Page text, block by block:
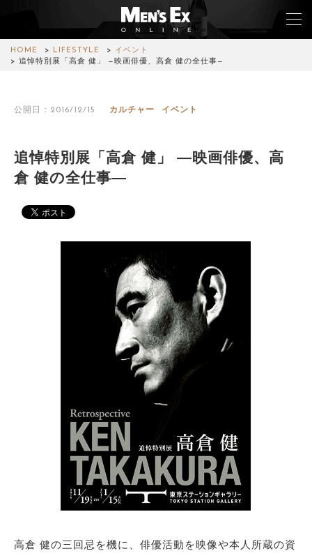
HOME LIFESTYLE
イベント
追悼特別展「高倉 健」 —映画俳優、高倉 健の全仕事—
公開日：2016/12/15 カルチャー イベント
追悼特別展「高倉 健」 —映画俳優、高
倉 健の全仕事—
高倉 健の三回忌を機に、俳優活動を映像や本人所蔵の資
WATCH
CAR&BIKE
LIFESTYLE
サイトマップ